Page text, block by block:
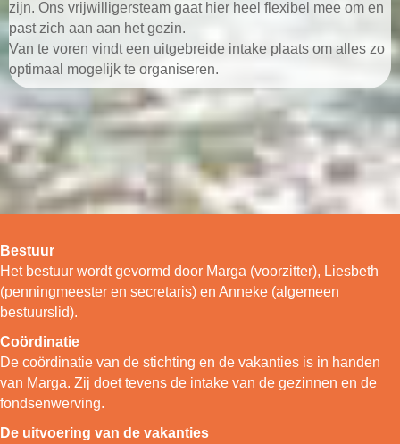
zijn. Ons vrijwilligersteam gaat hier heel flexibel mee om en
past zich aan aan het gezin.
Van te voren vindt een uitgebreide intake plaats om alles zo
optimaal mogelijk te organiseren.
Bestuur
Het bestuur wordt gevormd door Marga (voorzitter), Liesbeth
(penningmeester en secretaris) en Anneke (algemeen
bestuurslid).
Coördinatie
De coördinatie van de stichting en de vakanties is in handen
van Marga. Zij doet tevens de intake van de gezinnen en de
fondsenwerving.
De uitvoering van de vakanties